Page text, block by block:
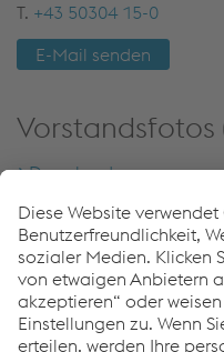
T. +43 50304 15-0
E-Mail senden
Download
Auf der Suche
voestalpine TV-Footage